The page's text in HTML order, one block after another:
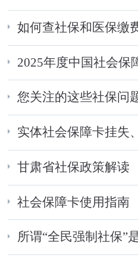
如何查社保和医保缴
2025年度中国社会保
您关注的这些社保问
实体社会保障卡挂失
甘肃省社保政策解读
社会保障卡使用指南
所谓“全民强制社保”